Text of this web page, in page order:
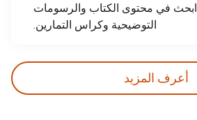
ابحث في محتوى الكتاب والرسومات
التوضيحية وكراس التمارين.
أعرف المزيد